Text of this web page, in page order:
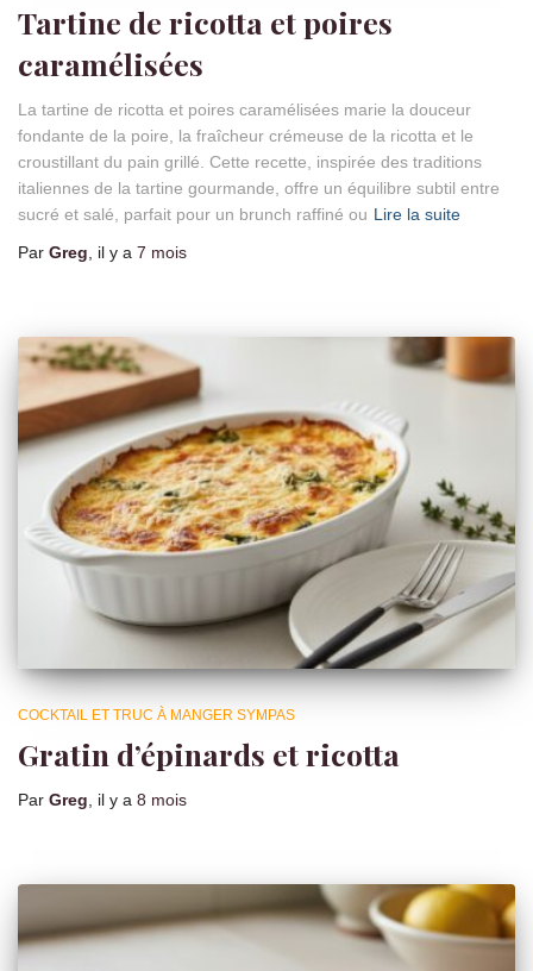
Tartine de ricotta et poires
caramélisées
La tartine de ricotta et poires caramélisées marie la douceur
fondante de la poire, la fraîcheur crémeuse de la ricotta et le
croustillant du pain grillé. Cette recette, inspirée des traditions
italiennes de la tartine gourmande, offre un équilibre subtil entre
sucré et salé, parfait pour un brunch raffiné ou Lire la suite
Par Greg , il y a 7 mois
COCKTAIL ET TRUC À MANGER SYMPAS
Gratin d’épinards et ricotta
Par Greg , il y a 8 mois